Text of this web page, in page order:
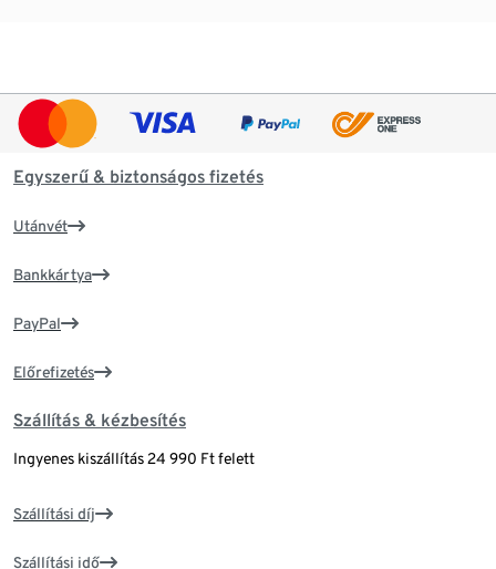
Egyszerű & biztonságos fizetés
Utánvét
Bankkártya
PayPal
Előrefizetés
Szállítás & kézbesítés
Ingyenes kiszállítás 24 990 Ft felett
Szállítási díj
Szállítási idő